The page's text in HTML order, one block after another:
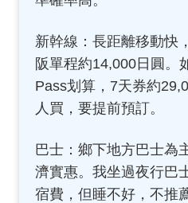
新幹線：長距離移動快
阪單程約14,000日圓。
Pass划算，7天券約
人買，要提前預訂。
巴士：鄉下地方巴士為
濟實惠。我坐過夜行巴
宿費，但睡不好，不推